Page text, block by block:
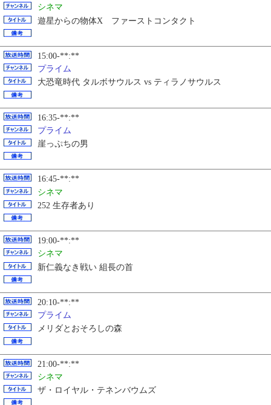
シネマ
遊星からの物体X ファーストコンタクト
15:00-**:**
プライム
大恐竜時代 タルボサウルス vs ティラノサウルス
16:35-**:**
プライム
崖っぷちの男
16:45-**:**
シネマ
252 生存者あり
19:00-**:**
シネマ
新仁義なき戦い 組長の首
20:10-**:**
プライム
メリダとおそろしの森
21:00-**:**
シネマ
ザ・ロイヤル・テネンバウムズ